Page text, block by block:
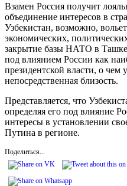
Взамен Россия получит
объединение интересов в
Узбекистан, возможно,
экономических,
закрытие базы НАТО в
под влиянием России как
президентской власти, о чем
непосредственная близость.
Представляется, что
определяя его под влияние
интересы в установлении
Путина в регионе.
Поделиться...